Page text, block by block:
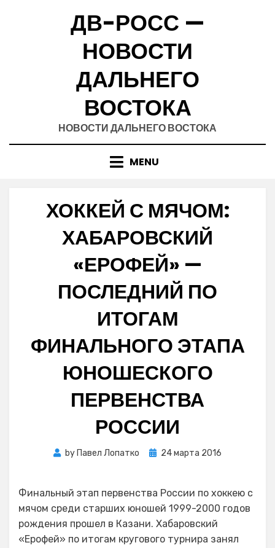
ДВ-РОСС —
НОВОСТИ
ДАЛЬНЕГО
ВОСТОКА
НОВОСТИ ДАЛЬНЕГО ВОСТОКА
MENU
ХОККЕЙ С МЯЧОМ:
ХАБАРОВСКИЙ
«ЕРОФЕЙ» —
ПОСЛЕДНИЙ ПО
ИТОГАМ
ФИНАЛЬНОГО ЭТАПА
ЮНОШЕСКОГО
ПЕРВЕНСТВА
РОССИИ
by Павел Лопатко
Posted
24 марта 2016
Финальный этап первенства России по хоккею с
мячом среди старших юношей 1999-2000 годов
рождения прошел в Казани. Хабаровский
«Ерофей» по итогам кругового турнира занял